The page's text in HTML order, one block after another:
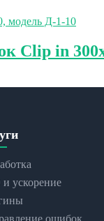
Clip in
и ускорение
ошибок